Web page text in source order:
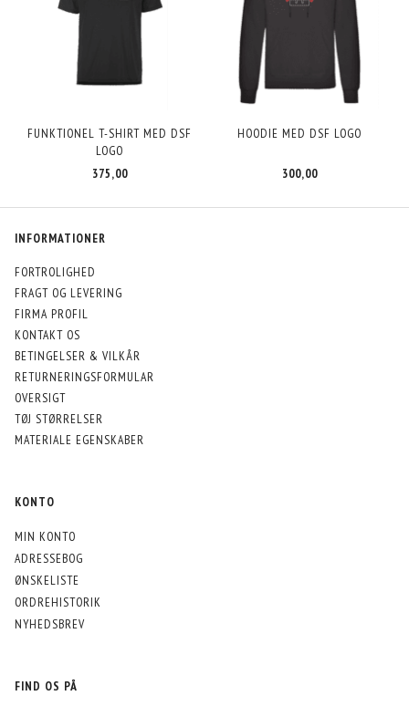
FUNKTIONEL T-SHIRT MED DSF
LOGO
375,00
HOODIE MED DSF LOGO
300,00
INFORMATIONER
FORTROLIGHED
FRAGT OG LEVERING
FIRMA PROFIL
KONTAKT OS
BETINGELSER & VILKÅR
RETURNERINGSFORMULAR
OVERSIGT
TØJ STØRRELSER
MATERIALE EGENSKABER
KONTO
MIN KONTO
ADRESSEBOG
ØNSKELISTE
ORDREHISTORIK
NYHEDSBREV
FIND OS PÅ